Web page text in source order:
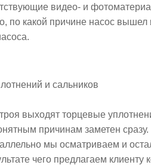
видео- и
по какой причине насос вышел
и сальников
выходят торцевые
причинам заметен
мы осматриваем и
чего предлагаем